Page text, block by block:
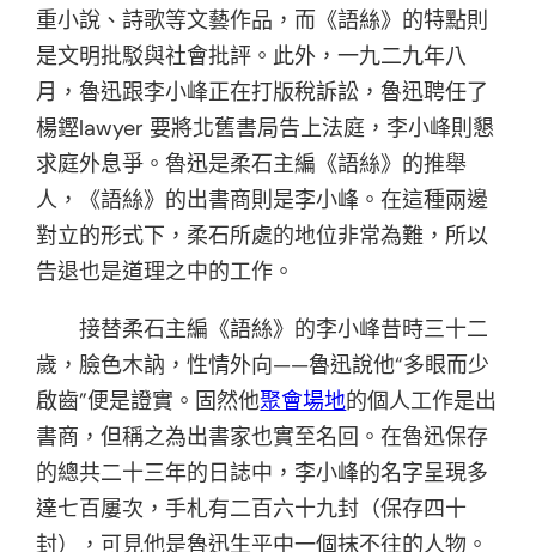
重小說、詩歌等文藝作品，而《語絲》的特點則
是文明批駁與社會批評。此外，一九二九年八
月，魯迅跟李小峰正在打版稅訴訟，魯迅聘任了
楊鏗lawyer 要將北舊書局告上法庭，李小峰則懇
求庭外息爭。魯迅是柔石主編《語絲》的推舉
人，《語絲》的出書商則是李小峰。在這種兩邊
對立的形式下，柔石所處的地位非常為難，所以
告退也是道理之中的工作。
接替柔石主編《語絲》的李小峰昔時三十二
歲，臉色木訥，性情外向——魯迅說他“多眼而少
啟齒”便是證實。固然他聚會場地的個人工作是出
書商，但稱之為出書家也實至名回。在魯迅保存
的總共二十三年的日誌中，李小峰的名字呈現多
達七百屢次，手札有二百六十九封（保存四十
封），可見他是魯迅生平中一個抹不往的人物。